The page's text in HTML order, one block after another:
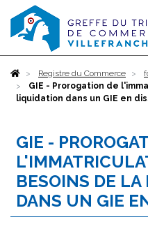
AccueilRegistre du Commerce
GIE - Prorogation de
liquidation dans un GIE en
GIE -
BESOINS DE
DANS UN GIE